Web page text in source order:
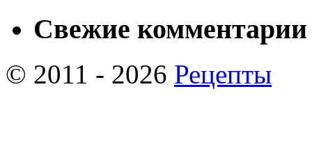
Свежие комментарии
© 2011 - 2026 Рецепты